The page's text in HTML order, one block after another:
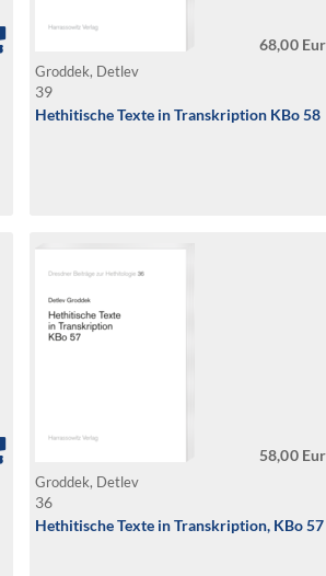
68,00 Eur
Groddek, Detlev
39
Hethitische Texte in Transkription KBo 58
58,00 Eur
Groddek, Detlev
36
Hethitische Texte in Transkription, KBo 57